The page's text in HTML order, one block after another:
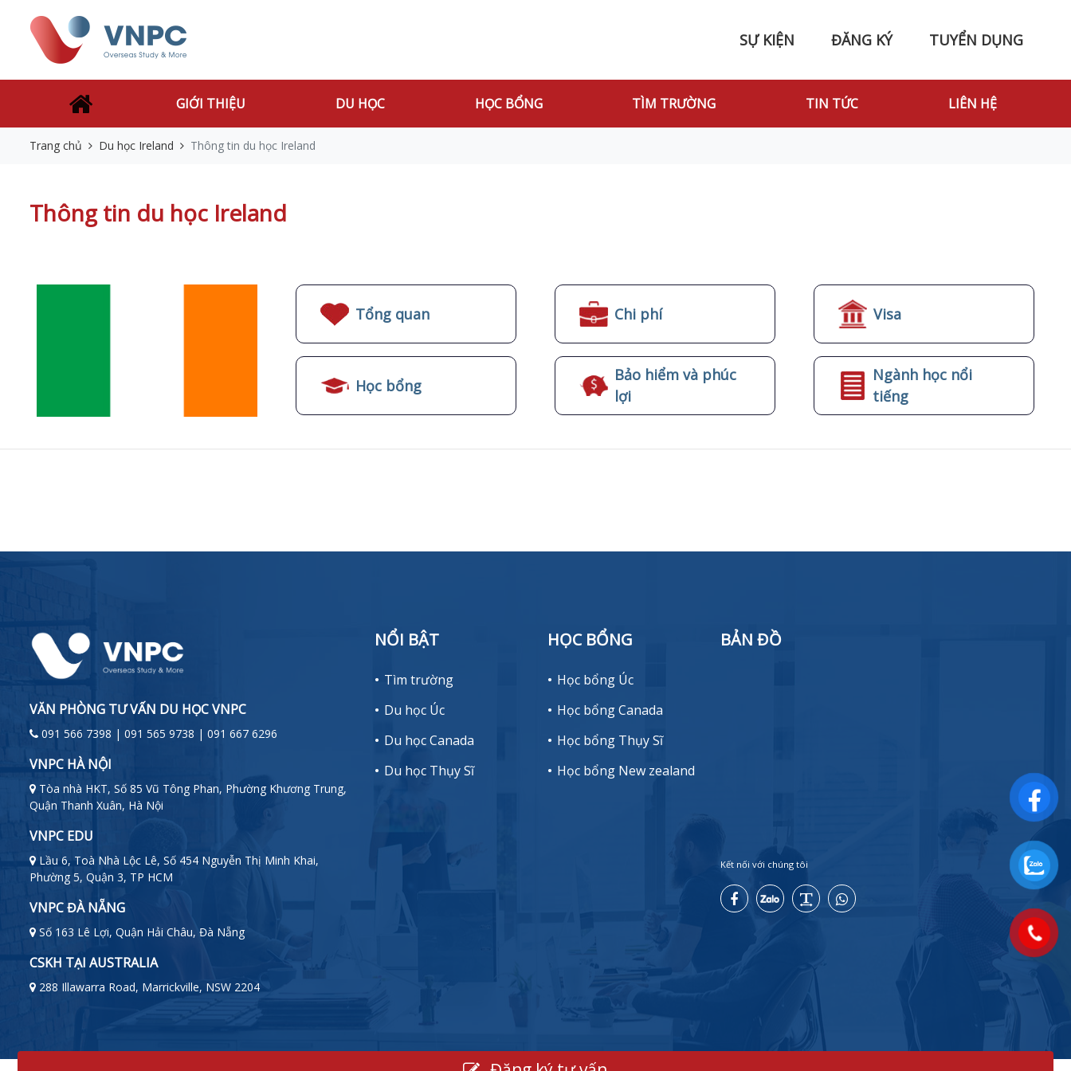
SỰ KIỆN ĐĂNG KÝ TUYỂN DỤNG
GIỚI THIỆU DU HỌC HỌC BỔNG TÌM TRƯỜNG TIN TỨC LIÊN HỆ
Trang chủ Du học Ireland Thông tin du học Ireland
Thông tin du học Ireland
Tổng quan
Học bổng
Chi phí
Bảo hiểm và phúc
lợi
Visa
Ngành học nổi
tiếng
VĂN PHÒNG TƯ VẤN DU HỌC VNPC
091 566 7398 | 091 565 9738 | 091 667 6296
VNPC HÀ NỘI
Tòa nhà HKT, Số 85 Vũ Tông Phan, Phường Khương Trung,
Quận Thanh Xuân, Hà Nội
VNPC EDU
Lầu 6, Toà Nhà Lộc Lê, Số 454 Nguyễn Thị Minh Khai,
Phường 5, Quận 3, TP HCM
VNPC ĐÀ NẴNG
Số 163 Lê Lợi, Quận Hải Châu, Đà Nẵng
CSKH TẠI AUSTRALIA
288 Illawarra Road, Marrickville, NSW 2204
NỔI BẬT
Tìm trường
Du học Úc
Du học Canada
Du học Thụy Sĩ
HỌC BỔNG
Học bổng Úc
Học bổng Canada
Học bổng Thụy Sĩ
Học bổng New zealand
BẢN ĐỒ
Kết nối với chúng tôi